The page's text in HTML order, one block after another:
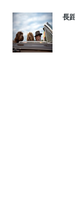
長